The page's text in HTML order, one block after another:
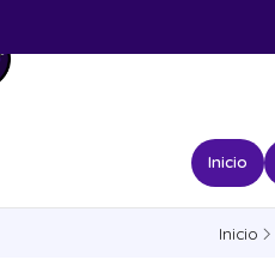
Inicio
Inicio